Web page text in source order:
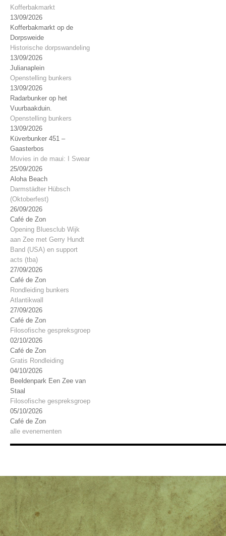
Kofferbakmarkt
13/09/2026
Kofferbakmarkt op de
Dorpsweide
Historische dorpswandeling
13/09/2026
Julianaplein
Openstelling bunkers
13/09/2026
Radarbunker op het
Vuurbaakduin.
Openstelling bunkers
13/09/2026
Küverbunker 451 –
Gaasterbos
Movies in de maui: I Swear
25/09/2026
Aloha Beach
Darmstädter Hübsch
(Oktoberfest)
26/09/2026
Café de Zon
Opening Bluesclub Wijk
aan Zee met Gerry Hundt
Band (USA) en support
acts (tba)
27/09/2026
Café de Zon
Rondleiding bunkers
Atlantikwall
27/09/2026
Café de Zon
Filosofische gespreksgroep
02/10/2026
Café de Zon
Gratis Rondleiding
04/10/2026
Beeldenpark Een Zee van
Staal
Filosofische gespreksgroep
05/10/2026
Café de Zon
alle evenementen